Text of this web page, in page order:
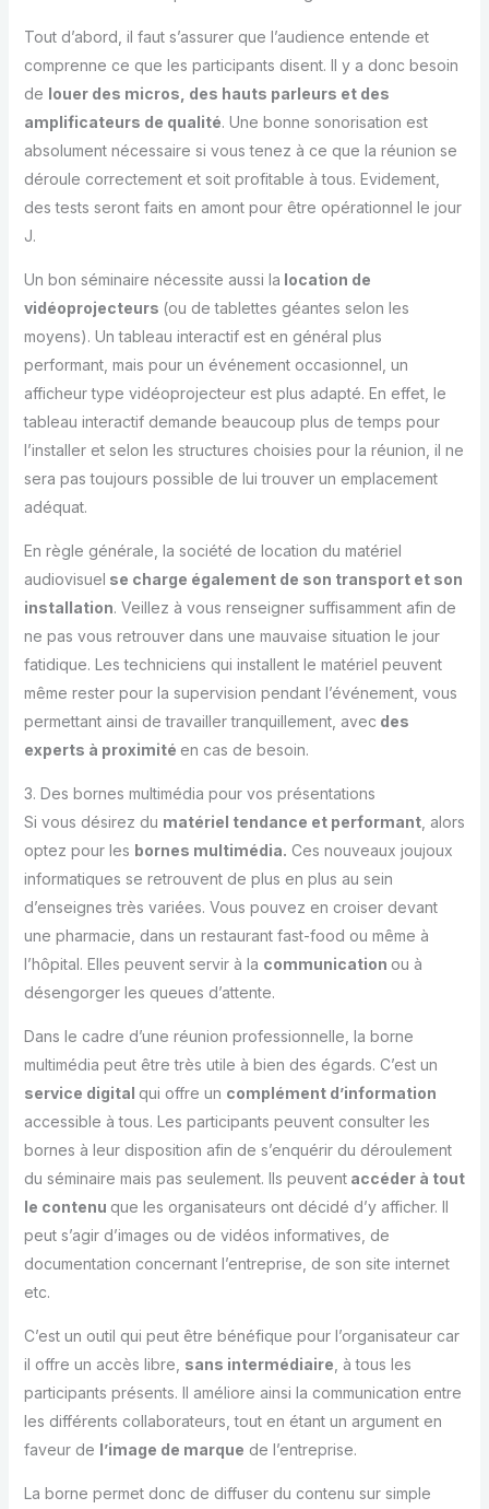
Tout d’abord, il faut s’assurer que l’audience entende et
comprenne ce que les participants disent. Il y a donc besoin
de louer des micros, des hauts parleurs et des
amplificateurs de qualité. Une bonne sonorisation est
absolument nécessaire si vous tenez à ce que la réunion se
déroule correctement et soit profitable à tous. Evidement,
des tests seront faits en amont pour être opérationnel le jour
J.
Un bon séminaire nécessite aussi la location de
vidéoprojecteurs (ou de tablettes géantes selon les
moyens). Un tableau interactif est en général plus
performant, mais pour un événement occasionnel, un
afficheur type vidéoprojecteur est plus adapté. En effet, le
tableau interactif demande beaucoup plus de temps pour
l’installer et selon les structures choisies pour la réunion, il ne
sera pas toujours possible de lui trouver un emplacement
adéquat.
En règle générale, la société de location du matériel
audiovisuel se charge également de son transport et son
installation. Veillez à vous renseigner suffisamment afin de
ne pas vous retrouver dans une mauvaise situation le jour
fatidique. Les techniciens qui installent le matériel peuvent
même rester pour la supervision pendant l’événement, vous
permettant ainsi de travailler tranquillement, avec des
experts à proximité en cas de besoin.
3. Des bornes multimédia pour vos présentations
Si vous désirez du matériel tendance et performant, alors
optez pour les bornes multimédia. Ces nouveaux joujoux
informatiques se retrouvent de plus en plus au sein
d’enseignes très variées. Vous pouvez en croiser devant
une pharmacie, dans un restaurant fast-food ou même à
l’hôpital. Elles peuvent servir à la communication ou à
désengorger les queues d’attente.
Dans le cadre d’une réunion professionnelle, la borne
multimédia peut être très utile à bien des égards. C’est un
service digital qui offre un complément d’information
accessible à tous. Les participants peuvent consulter les
bornes à leur disposition afin de s’enquérir du déroulement
du séminaire mais pas seulement. Ils peuventaccéder à tout
le contenu que les organisateurs ont décidé d’y afficher. Il
peut s’agir d’images ou de vidéos informatives, de
documentation concernant l’entreprise, de son site internet
etc.
C’est un outil qui peut être bénéfique pour l’organisateur car
il offre un accès libre, sans intermédiaire , à tous les
participants présents. Il améliore ainsi la communication entre
les différents collaborateurs, tout en étant un argument en
faveur de l’image de marque de l’entreprise.
La borne permet donc de diffuser du contenu sur simple